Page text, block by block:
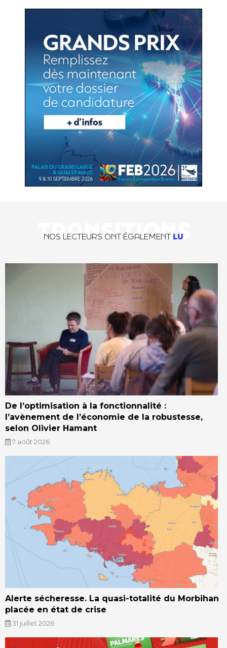
TRANSITIONS
NOS LECTEURS ONT ÉGALEMENT LU
De l’optimisation à la fonctionnalité :
l’avènement de l’économie de la robustesse,
selon Olivier Hamant
7 août 2026
Alerte sécheresse. La quasi-totalité du Morbihan
placée en état de crise
31 juillet 2026